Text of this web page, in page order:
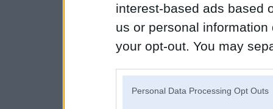
interest-based ads based
us or personal
your opt-out. You may
Personal Data Processing Opt Outs